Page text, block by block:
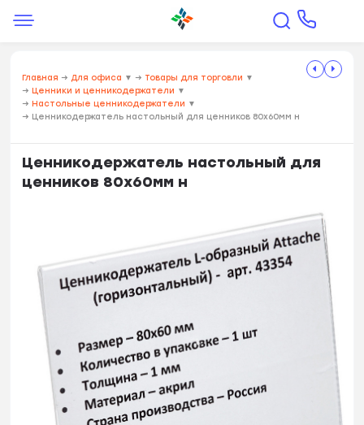
Главная → Для офиса ▼ → Товары для торговли ▼
→ Ценники и ценникодержатели ▼
→ Настольные ценникодержатели ▼
→ Ценникодержатель настольный для ценников 80х60мм н
Ценникодержатель настольный для
ценников 80х60мм н